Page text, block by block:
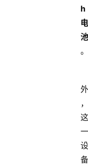
h
电
池
。
外
，
这
一
设
备